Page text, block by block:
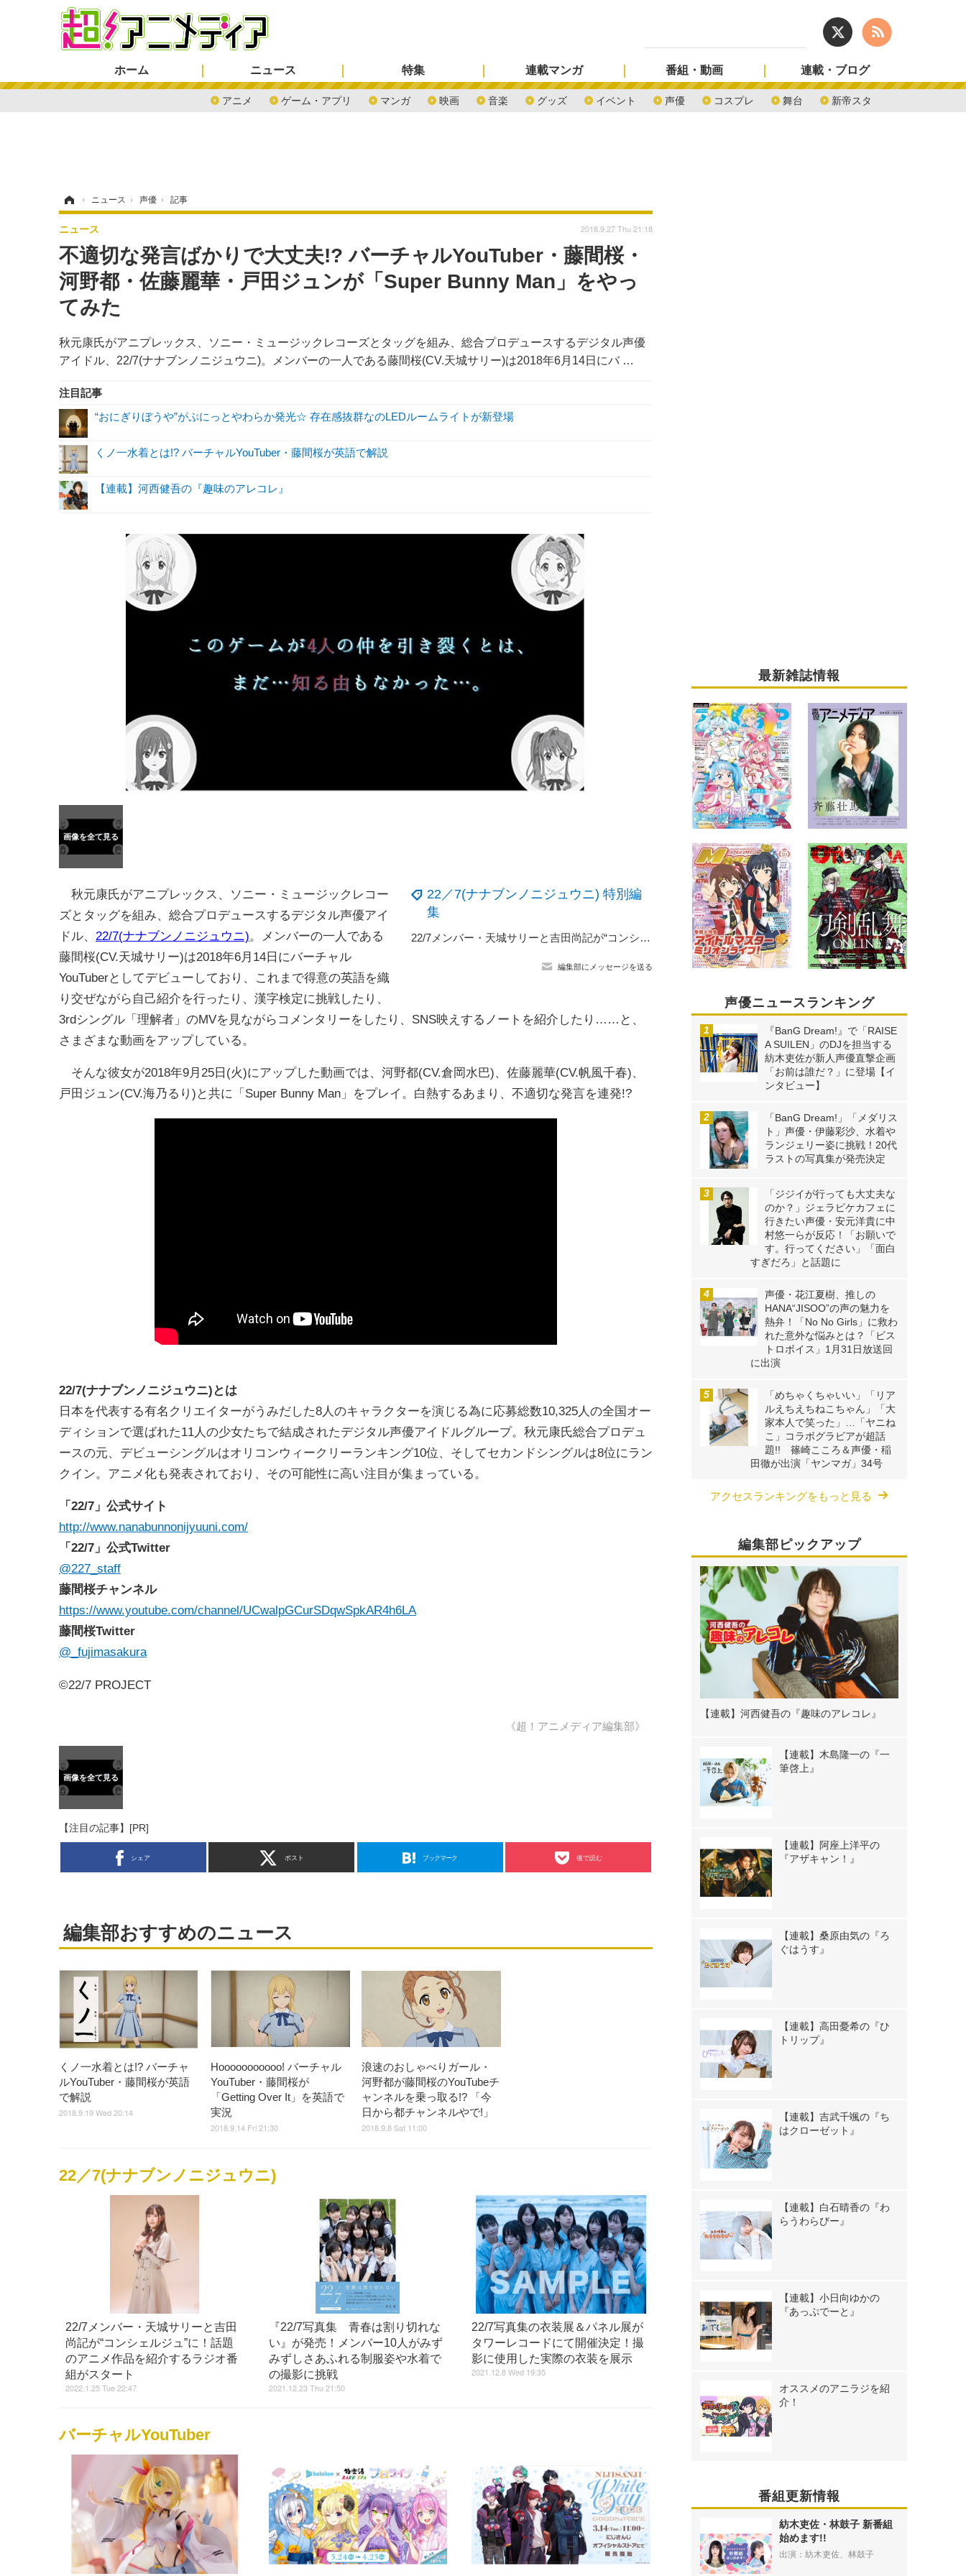
ホーム ニュース
アニメ ゲーム・アプリ マンガ 映画 音楽 グッズ イベント 声優 コスプレ 舞台 新帝スタ
特集 連載マンガ 番組・動画 連載・ブログ
› ニュース › 声優 › 記事
不適切な発言ばかりで大丈夫!? バーチャルYouTuber・藤間桜・
河野都・佐藤麗華・戸田ジュンが「Super Bunny Man」をやっ
てみた
秋元康氏がアニプレックス、ソニー・ミュージックレコーズとタッグを組み、総合プロデュースするデジタル声優
アイドル、22/7(ナナブンノニジュウニ)。メンバーの一人である藤間桜(CV.天城サリー)は2018年6月14日にバ …
ニュース 2018.9.27 Thu 21:18
注目記事
“おにぎりぼうや”がぷにっとやわらか発光☆ 存在感抜群なのLEDルームライトが新登場
くノ一水着とは!? バーチャルYouTuber・藤間桜が英語で解説
【連載】河西健吾の『趣味のアレコレ』
22／7(ナナブンノニジュウニ) 特別編
集
22/7メンバー・天城サリーと吉田尚記が“コンシェルジュ”に！話題のアニメ作品を紹介するラジオ番組がスタート
編集部にメッセージを送る
秋元康氏がアニプレックス、ソニー・ミュージックレコー
ズとタッグを組み、総合プロデュースするデジタル声優アイ
ドル、 22/7(ナナブンノニジュウニ)。メンバーの一人である
藤間桜(CV.天城サリー)は2018年6月14日にバーチャル
YouTuberとしてデビューしており、これまで得意の英語を織
り交ぜながら自己紹介を行ったり、漢字検定に挑戦したり、
3rdシングル「理解者」のMVを見ながらコメンタリーをしたり、SNS映えするノートを紹介したり……と、
さまざまな動画をアップしている。
そんな彼女が2018年9月25日(火)にアップした動画では、河野都(CV.倉岡水巴)、佐藤麗華(CV.帆風千春)、
戸田ジュン(CV.海乃るり)と共に「Super Bunny Man」をプレイ。白熱するあまり、不適切な発言を連発!?
22/7(ナナブンノニジュウニ)とは
日本を代表する有名クリエイターがうみだした8人のキャラクターを演じる為に応募総数10,325人の全国オー
ディションで選ばれた11人の少女たちで結成されたデジタル声優アイドルグループ。秋元康氏総合プロデュ
ースの元、デビューシングルはオリコンウィークリーランキング10位、そしてセカンドシングルは8位にラン
クイン。アニメ化も発表されており、その可能性に高い注目が集まっている。
「22/7」公式サイト
http://www.nanabunnonijyuuni.com/
「22/7」公式Twitter
@227_staff
藤間桜チャンネル
https://www.youtube.com/channel/UCwalpGCurSDqwSpkAR4h6LA
藤間桜Twitter
@_fujimasakura
©22/7 PROJECT
《超！アニメディア編集部》
【注目の記事】[PR]
シェア ポスト ブックマーク 後で読む
編集部おすすめのニュース
くノ一水着とは!? バーチャ
ルYouTuber・藤間桜が英語
で解説
2018.9.19 Wed 20:14
Hooooooooooo! バーチャル
YouTuber・藤間桜が
「Getting Over It」を英語で
実況
2018.9.14 Fri 21:30
浪速のおしゃべりガール・
河野都が藤間桜のYouTubeチ
ャンネルを乗っ取る!? 「今
日から都チャンネルやで!」
2018.9.8 Sat 11:00
22／7(ナナブンノニジュウニ)
22/7メンバー・天城サリーと吉田
尚記が“コンシェルジュ”に！話題
のアニメ作品を紹介するラジオ番
組がスタート
2022.1.25 Tue 22:47
『22/7写真集 青春は割り切れな
い』が発売！メンバー10人がみず
みずしさあふれる制服姿や水着で
の撮影に挑戦
2021.12.23 Thu 21:50
22/7写真集の衣装展＆パネル展が
タワーレコードにて開催決定！撮
影に使用した実際の衣装を展示
2021.12.8 Wed 19:35
バーチャルYouTuber
最新雑誌情報
声優ニュースランキング
『BanG Dream!』で「RAISE
A SUILEN」のDJを担当する
紡木吏佐が新人声優直撃企画
「お前は誰だ？」に登場【イ
ンタビュー】
「BanG Dream!」「メダリス
ト」声優・伊藤彩沙、水着や
ランジェリー姿に挑戦！20代
ラストの写真集が発売決定
「ジジイが行っても大丈夫な
のか？」ジェラピケカフェに
行きたい声優・安元洋貴に中
村悠一らが反応！「お願いで
す。行ってください」「面白
すぎだろ」と話題に
声優・花江夏樹、推しの
HANA“JISOO”の声の魅力を
熱弁！「No No Girls」に救わ
れた意外な悩みとは？「ビス
トロボイス」1月31日放送回
に出演
「めちゃくちゃいい」「リア
ルえちえちねこちゃん」「大
家本人で笑った」…「ヤニね
こ」コラボグラビアが超話
題!! 篠崎こころ＆声優・稲
田徹が出演「ヤンマガ」34号
アクセスランキングをもっと見る
編集部ピックアップ
【連載】河西健吾の『趣味のアレコレ』
【連載】木島隆一の『一
筆啓上』
【連載】阿座上洋平の
『アザキャン！』
【連載】桑原由気の『ろ
ぐはうす』
【連載】高田憂希の『ひ
トリップ』
【連載】吉武千颯の『ち
はクローゼット』
【連載】白石晴香の『わ
らうわらびー』
【連載】小日向ゆかの
『あっぷでーと』
オススメのアニラジを紹
介！
番組更新情報
紡木吏佐・林鼓子 新番組
始めます!!
出演：紡木吏佐、林鼓子